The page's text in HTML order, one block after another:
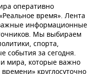
оперативно
время». Лента
информационные
Мы выбираем
спорта,
события за сегодня.
и мира, которые важно
круглосуточно